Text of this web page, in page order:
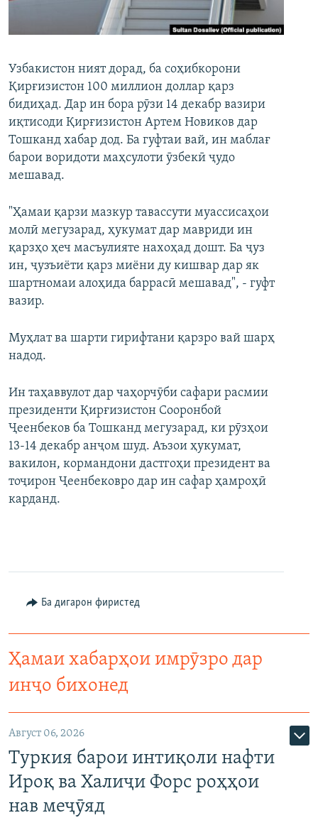
ГУЗОРИШҲОИ РАДИОӢ
ПАЙГИРӢ КУНЕД
Ҳамаи сомонаҳои RFE/RL
Узбакистон ният дорад, ба соҳибкорони
Қирғизистон 100 миллион доллар қарз
бидиҳад. Дар ин бора рӯзи 14 декабр вазири
иқтисоди Қирғизистон Артем Новиков дар
Тошканд хабар дод. Ба гуфтаи вай, ин маблағ
барои воридоти маҳсулоти ӯзбекӣ ҷудо
мешавад.
"Ҳамаи қарзи мазкур тавассути муассисаҳои
молӣ мегузарад, ҳукумат дар мавриди ин
қарзҳо ҳеч масъулияте нахоҳад дошт. Ба ҷуз
ин, ҷузъиёти қарз миёни ду кишвар дар як
шартномаи алоҳида баррасӣ мешавад", - гуфт
вазир.
Муҳлат ва шарти гирифтани қарзро вай шарҳ
надод.
Ин таҳаввулот дар чаҳорчӯби сафари расмии
президенти Қирғизистон Сооронбой
Ҷеенбеков ба Тошканд мегузарад, ки рӯзҳои
13-14 декабр анҷом шуд. Аъзои ҳукумат,
вакилон, кормандони дастгоҳи президент ва
тоҷирон Ҷеенбековро дар ин сафар ҳамроҳӣ
карданд.
Ба дигарон фиристед
Ҳамаи хабарҳои имрӯзро дар
инҷо бихонед
Август 06, 2026
Туркия барои интиқоли нафти
Ироқ ва Халиҷи Форс роҳҳои
нав меҷӯяд